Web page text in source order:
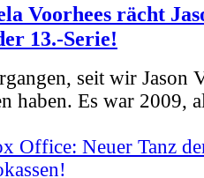
Voorhees rächt
13.-Serie!
seit wir Jason
haben. Es war 2009,